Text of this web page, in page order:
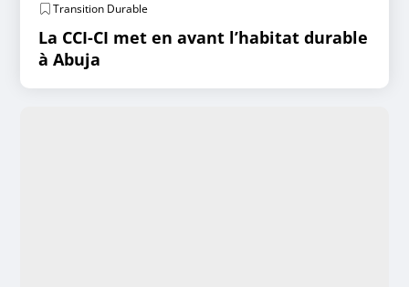
Transition Durable
La CCI-CI met en avant l’habitat durable
à Abuja